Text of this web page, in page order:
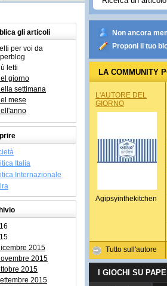
gli articoli
per voi da
letti
giorno
settimana
mese
Italia
Internazionale
2015
2015
2015
2015
Non ancora
Proponi il tuo
LA COMMUNITY
L'AUTORE DEL
GIORNO
Agipsyinthekitchen
Tutto sull'autore
I GIOCHI SU